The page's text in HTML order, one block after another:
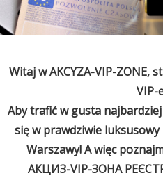
Witaj w AKCYZA-VIP-ZONE,
VIP-
Aby trafić w gusta
się w prawdziwie
Warszawy! A więc
АКЦИЗ-VIP-ЗОНА